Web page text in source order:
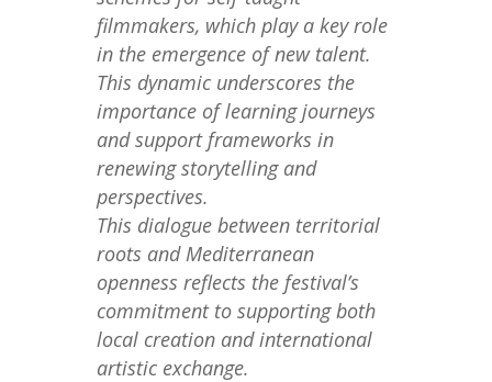
filmmakers, which play a key role
in the emergence of new talent.
This dynamic underscores the
importance of learning journeys
and support frameworks in
renewing storytelling and
perspectives.
This dialogue between territorial
roots and Mediterranean
openness reflects the festival’s
commitment to supporting both
local creation and international
artistic exchange.